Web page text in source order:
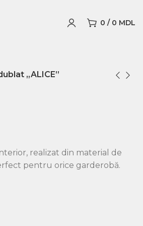
0 / 0 MDL
„ALICE”
realizat din material de
pentru orice garderobă.